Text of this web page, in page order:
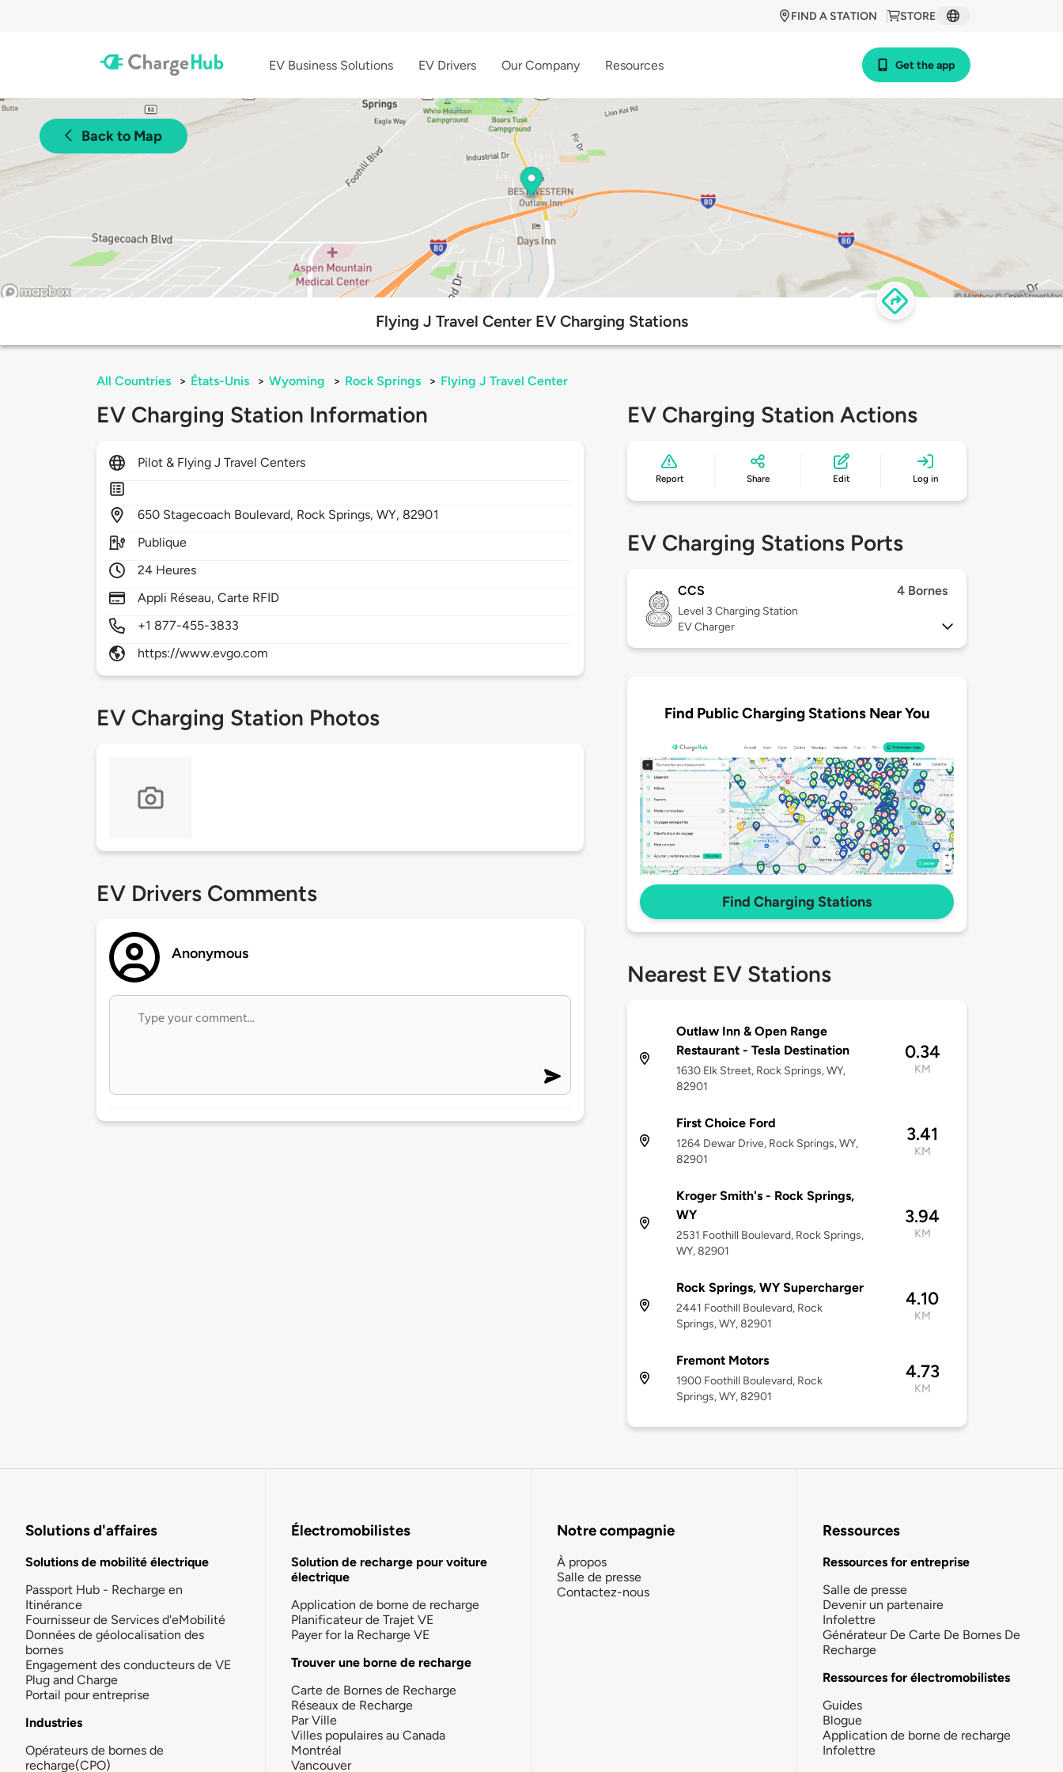
STORE
FIND A STATION
EV Business Solutions EV Drivers Our Company Resources Get the app
Back to Map
Flying J Travel Center EV Charging Stations
All Countries > États-Unis > Wyoming > Rock Springs > Flying J Travel Center
EV Charging Station Information
Pilot & Flying J Travel Centers
650 Stagecoach Boulevard, Rock Springs,WY, 82901
Publique
24 Heures
Appli Réseau, Carte RFID
+1 877-455-3833
https://www.evgo.com
EV Charging Station Photos
EV Drivers Comments
Anonymous
EV Charging Station Actions
Report Share Edit Log in
EV Charging Stations Ports
CCS 4 Bornes
Level 3 Charging Station
EV Charger
Find Public Charging Stations Near You
Find Charging Stations
Nearest EV Stations
Outlaw Inn & Open Range
Restaurant - Tesla Destination
1630 Elk Street, Rock Springs, WY,
82901
0.34
KM
First Choice Ford
1264 Dewar Drive, Rock Springs, WY,
82901
3.41
KM
Kroger Smith's - Rock Springs,
WY
2531 Foothill Boulevard, Rock Springs,
WY, 82901
3.94
KM
Rock Springs, WY Supercharger
2441 Foothill Boulevard, Rock
Springs, WY, 82901
4.10
KM
Fremont Motors
1900 Foothill Boulevard, Rock
Springs, WY, 82901
4.73
KM
Solutions d'affaires
Solutions de mobilité électrique
Passport Hub - Recharge en
Itinérance
Fournisseur de Services d'eMobilité
Données de géolocalisation des
bornes
Engagement des conducteurs de VE
Plug and Charge
Portail pour entreprise
Industries
Opérateurs de bornes de
recharge(CPO)
Électromobilistes
Solution de recharge pour voiture
électrique
Application de borne de recharge
Planificateur de Trajet VE
Payer for la Recharge VE
Trouver une borne de recharge
Carte de Bornes de Recharge
Réseaux de Recharge
Par Ville
Villes populaires au Canada
Montréal
Vancouver
Notre compagnie
À propos
Salle de presse
Contactez-nous
Ressources
Ressources for entreprise
Salle de presse
Devenir un partenaire
Infolettre
Générateur De Carte De Bornes De
Recharge
Ressources for électromobilistes
Guides
Blogue
Application de borne de recharge
Infolettre